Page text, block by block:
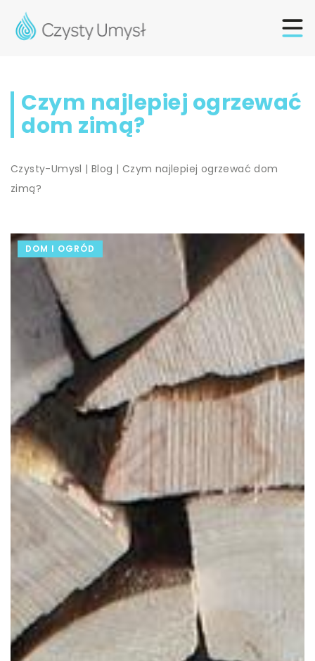
Czym najlepiej ogrzewać
dom zimą?
Czysty-Umysl |Blog | Czym najlepiej ogrzewać dom
zimą?
DOM I OGRÓD